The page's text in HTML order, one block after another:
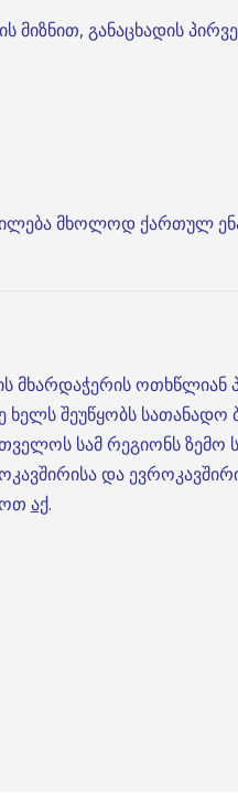
მიზნით, განაცხადის
მხოლოდ ქართულ
მხარდაჭერის ოთხწლიან
შეუწყობს სათანადო
სამ რეგიონს ზემო
და
აქ.